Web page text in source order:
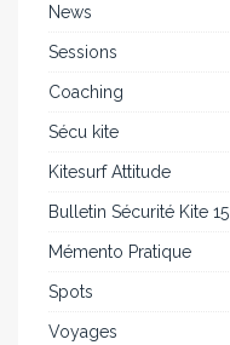
News
Sessions
Coaching
Sécu kite
Kitesurf Attitude
Bulletin Sécurité Kite 15
Mémento Pratique
Spots
Voyages